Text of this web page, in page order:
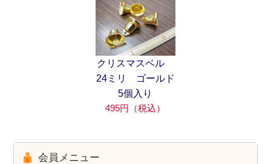
クリスマスベル
24ミリ ゴールド
5個入り
495円（税込）
会員メニュー